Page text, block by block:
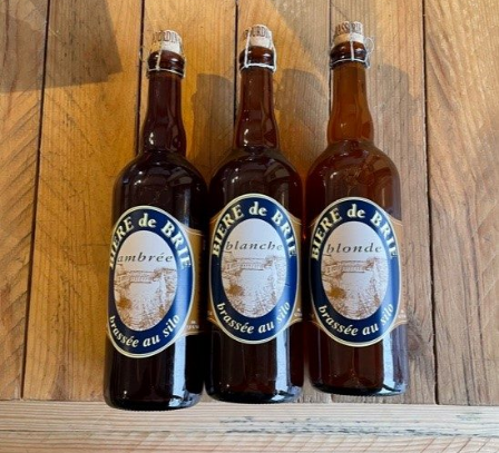
Choix des options
/
Détails